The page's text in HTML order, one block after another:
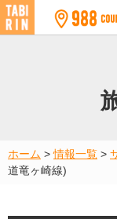
ホーム >情報一覧 >
道竜ヶ崎線)